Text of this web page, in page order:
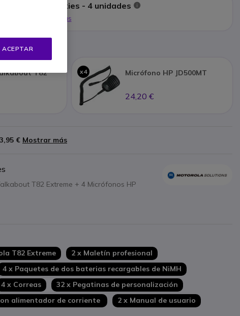
de walkie-talkies - 4 unidades
Mostrar más
T82
x4 Micrófono HP JD500MT
24,20 €
€ Mostrar más
T82 Extreme + 4 Micrófonos HP
T82 Extreme
2 x Maletín profesional
4 x Paquetes de dos baterias recargables de NiMH
4 x Correas
32 x Pegatinas de personalización
alimentador de corriente
2 x Manual de usuario
ACEPTAR